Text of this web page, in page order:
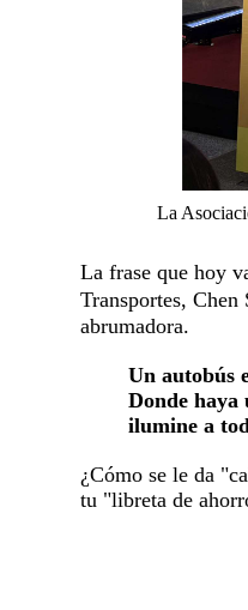
La
La frase que hoy
Transportes,
abrumadora.
Un autobús
Donde haya
ilumine a
¿Cómo se le da
tu "libreta de